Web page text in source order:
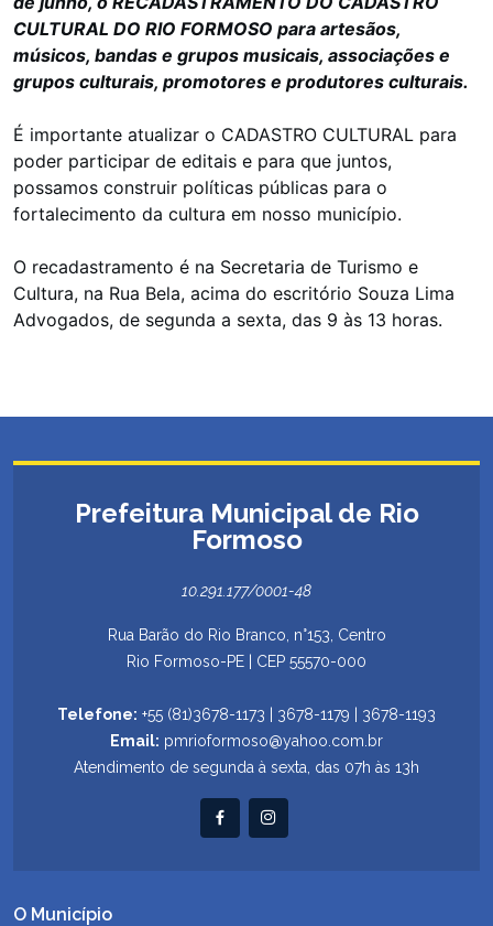
CULTURAL DO RIO FORMOSO para artesãos,
músicos, bandas e grupos musicais, associações e
grupos culturais, promotores e produtores culturais.
É importante atualizar o CADASTRO CULTURAL para
poder participar de editais e para que juntos,
possamos construir políticas públicas para o
fortalecimento da cultura em nosso município.
O recadastramento é na Secretaria de Turismo e
Cultura, na Rua Bela, acima do escritório Souza Lima
Advogados, de segunda a sexta, das 9 às 13 horas.
Prefeitura Municipal de Rio
Formoso
10.291.177/0001-48
Rua Barão do Rio Branco, n°153, Centro
Rio Formoso-PE | CEP 55570-000
Telefone: +55 (81)3678-1173 | 3678-1179 | 3678-1193
Email: pmrioformoso@yahoo.com.br
Atendimento de segunda à sexta, das 07h às 13h
O Município